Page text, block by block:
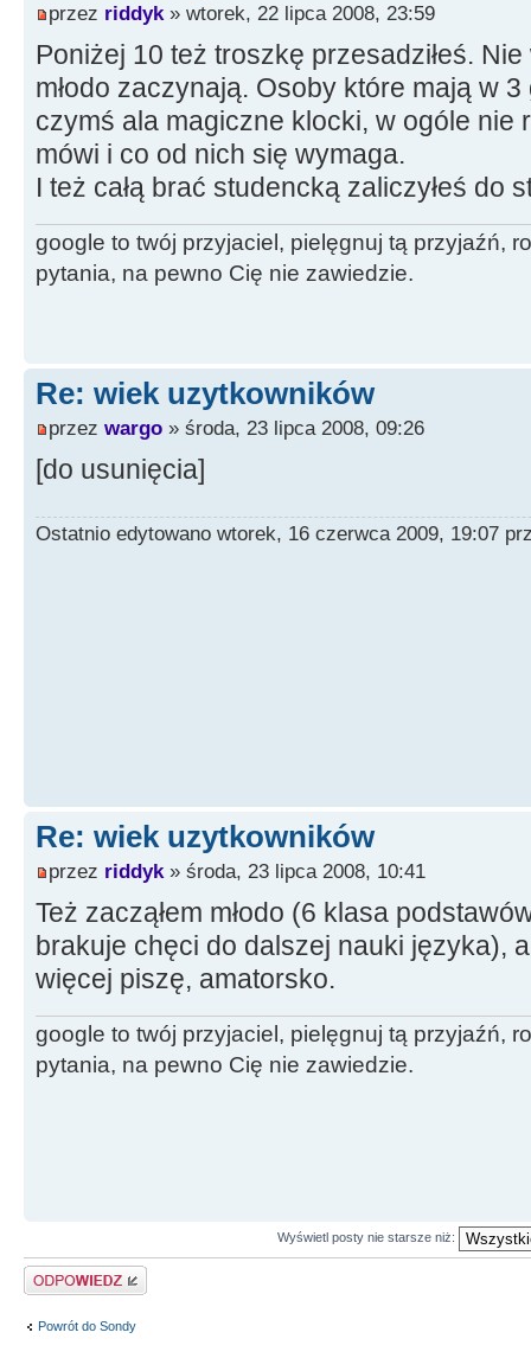
przez riddyk» wtorek, 22 lipca 2008, 23:59
Poniżej 10 też troszkę przesadziłeś.
młodo zaczynają. Osoby które mają w
czymś ala magiczne klocki, w ogóle nie
mówi i co od nich się wymaga.
I też całą brać studencką zaliczyłeś do
google to twój przyjaciel, pielęgnuj tą przyjaźń,
pytania, na pewno Cię nie zawiedzie.
Re: wiek uzytkowników
przez wargo » środa, 23 lipca 2008, 09:26
[do usunięcia]
Ostatnio edytowano wtorek, 16 czerwca 2009, 19:07
Re: wiek uzytkowników
przez riddyk» środa, 23 lipca 2008, 10:41
Też zacząłem młodo (6 klasa
brakuje chęci do dalszej nauki języka),
więcej piszę, amatorsko.
google to twój przyjaciel, pielęgnuj tą przyjaźń,
pytania, na pewno Cię nie zawiedzie.
Wyświetl posty nie starsze niż:
Odpowiedz
Powrót do Sondy